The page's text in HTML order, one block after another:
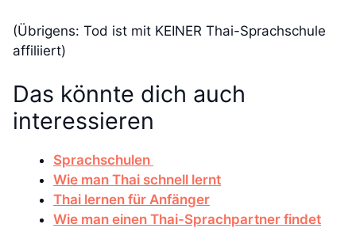
(Übrigens: Tod ist mit KEINER Thai-Sprachschule
affiliiert)
Das könnte dich auch
interessieren
Sprachschulen
Wie man Thai schnell lernt
Thai lernen für Anfänger
Wie man einen Thai-Sprachpartner findet